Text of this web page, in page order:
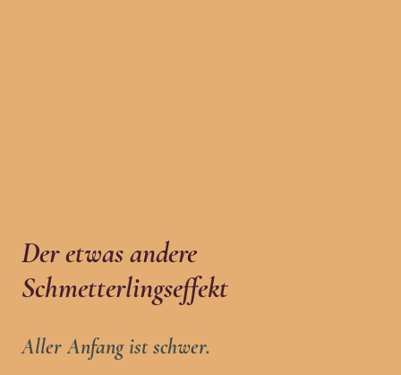
Der etwas andere
Schmetterlingseffekt
Aller Anfang ist schwer.